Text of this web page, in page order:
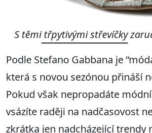
S těmitřpytivými střevíčky
Podle Stefano Gabbana je
která s novou sezónou přináší
Pokud však nepropadáte
vsázíte raději na nadčasovost
zkrátka jen nadcházející trendy